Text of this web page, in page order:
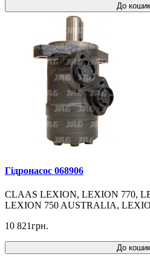
До
Гідронасос 068906
CLAAS LEXION, LEXION 770,
LEXION 750 AUSTRALIA,
10 821грн.
До